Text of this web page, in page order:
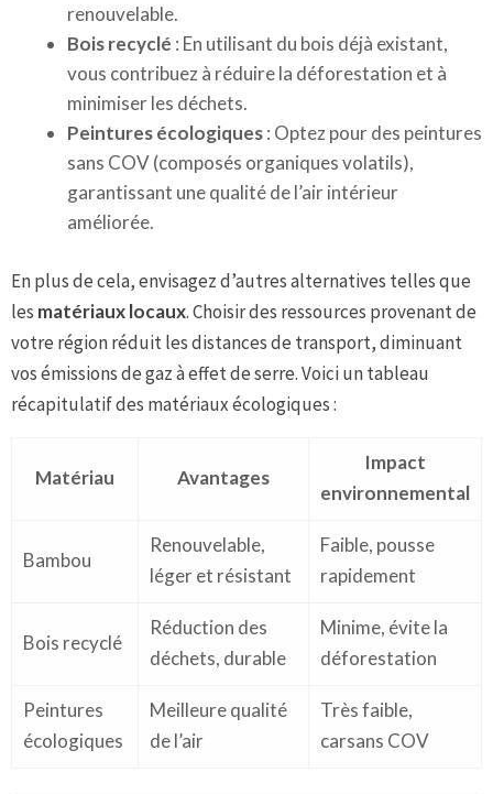
renouvelable.
Bois recyclé : En utilisant du bois déjà existant,
vous contribuez à réduire la déforestation et à
minimiser les déchets.
Peintures écologiques: Optez pour des peintures
sans COV (composés organiques volatils),
garantissant une qualité de l’air intérieur
améliorée.
En plus de cela, envisagez d’autres alternatives telles que
les matériaux locaux. Choisir des ressources provenant de
votre région réduit les distances de transport, diminuant
vos émissions de gaz à effet de serre. Voici un tableau
récapitulatif des matériaux écologiques :
Matériau Avantages
Impact
environnemental
Bambou
Renouvelable,
léger et résistant
Faible, pousse
rapidement
Bois recyclé
Réduction des
déchets, durable
Minime, évite la
déforestation
Peintures
écologiques
Meilleure qualité
de l’air
Très faible,
carsans COV